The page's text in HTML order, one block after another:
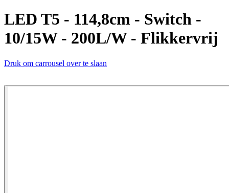
LED T5 - 114,8cm - Switch -
10/15W - 200L/W - Flikkervrij
Druk om carrousel over te slaan